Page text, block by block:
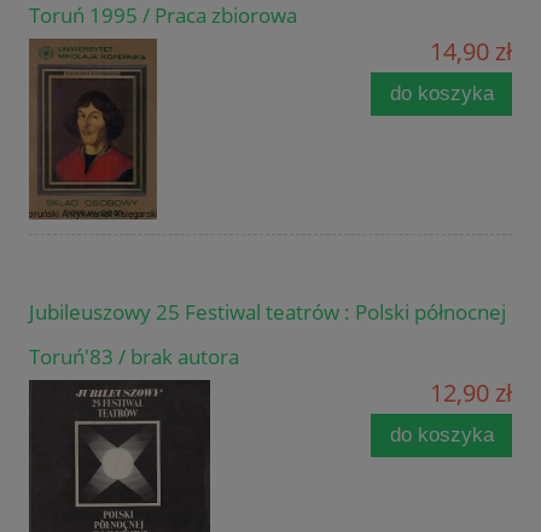
Toruń 1995 / Praca zbiorowa
14,90 zł
do koszyka
Jubileuszowy 25 Festiwal teatrów : Polski północnej
Toruń'83 / brak autora
12,90 zł
do koszyka